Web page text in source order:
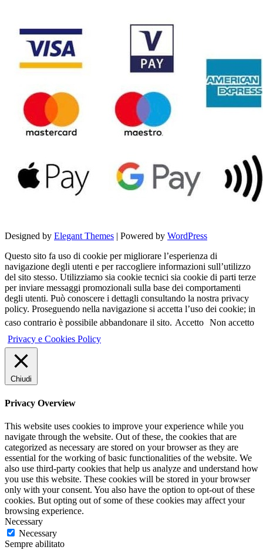
Designed by Elegant Themes | Powered by WordPress
Questo sito fa uso di cookie per migliorare l’esperienza di
navigazione degli utenti e per raccogliere informazioni sull’utilizzo
del sito stesso. Utilizziamo sia cookie tecnici sia cookie di parti terze
per inviare messaggi promozionali sulla base dei comportamenti
degli utenti. Può conoscere i dettagli consultando la nostra privacy
policy. Proseguendo nella navigazione si accetta l’uso dei cookie; in
caso contrario è possibile abbandonare il sito. Accetto Non accetto
Privacy e Cookies Policy
Chiudi
Privacy Overview
This website uses cookies to improve your experience while you
navigate through the website. Out of these, the cookies that are
categorized as necessary are stored on your browser as they are
essential for the working of basic functionalities of the website. We
also use third-party cookies that help us analyze and understand how
you use this website. These cookies will be stored in your browser
only with your consent. You also have the option to opt-out of these
cookies. But opting out of some of these cookies may affect your
browsing experience.
Necessary
Necessary
Sempre abilitato